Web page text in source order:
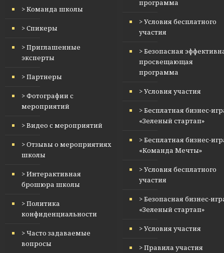
> Команда школы
> Спикеры
> Приглашенные
эксперты
> Партнеры
> Фотографии с
мероприятий
> Видео с мероприятий
> Отзывы о мероприятиях
школы
> Интерактивная
брошюра школы
> Политика
конфиденциальности
> Часто задаваемые
вопросы
программа
> Условия бесплатного
участия
> Безопасная
просвещающая
программа
> Условия участия
> Бесплатная бизнес-
«Зеленый стартап»
> Бесплатная бизнес-
«Команда Мечты»
> Условия бесплатного
участия
> Безопасная бизнес-
«Зеленый стартап»
> Условия участия
> Правила участия